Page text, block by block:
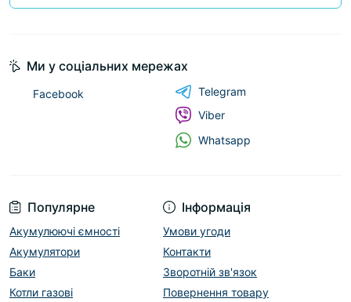
Популярне
Акумулюючі ємності
Акумулятори
Баки
Котли газові
Інформація
Умови угоди
Контакти
Зворотній зв'язок
Повернення товару
Ми у соціальних мережах
Facebook
Telegram
Viber
Whatsapp